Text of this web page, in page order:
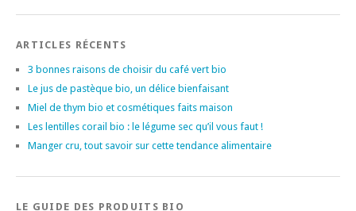
ARTICLES RÉCENTS
3 bonnes raisons de choisir du café vert bio
Le jus de pastèque bio, un délice bienfaisant
Miel de thym bio et cosmétiques faits maison
Les lentilles corail bio : le légume sec qu’il vous faut !
Manger cru, tout savoir sur cette tendance alimentaire
LE GUIDE DES PRODUITS BIO